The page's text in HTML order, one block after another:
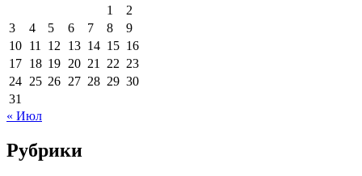
1
2
3
4 5 6 7 8
9
10 11 12 13 14 15 16
17 18 19 20 21 22 23
24 25 26 27 28 29 30
31
« Июл
Рубрики